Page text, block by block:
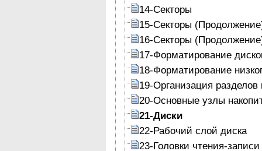
14-Секторы
15-Секторы
16-Секторы
17-Форматирование
18-Форматирование
19-Организация разделов
20-Основные узлы
21-Диски
22-Рабочий слой диска
23-Головки чтения-записи